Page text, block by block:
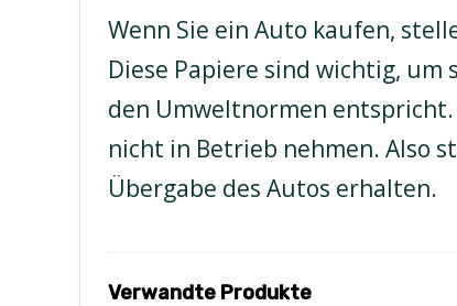
Wenn Sie ein Auto kaufen,
Diese Papiere sind wichtig, um
den Umweltnormen entspricht.
nicht in Betrieb nehmen. Also
Übergabe des Autos erhalten.
Verwandte Produkte